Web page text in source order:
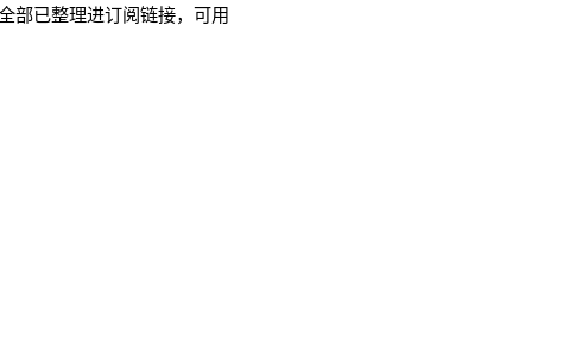
部已整理进订阅链接，可用